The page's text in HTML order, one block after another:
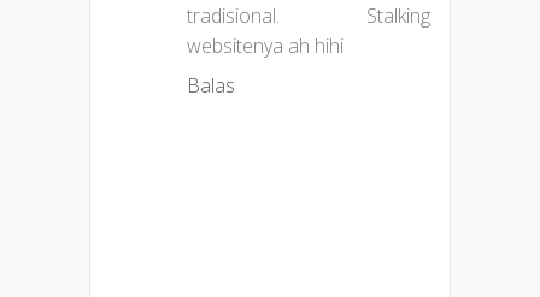
tradisional. Stalking
websitenya ah hihi
Balas